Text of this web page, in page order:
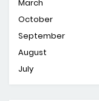
March
October
September
August
July